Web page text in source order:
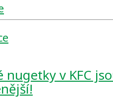
nugetky v KFC